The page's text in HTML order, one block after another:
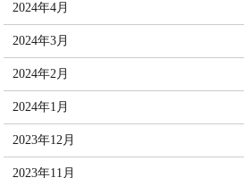
2024年4月
2024年3月
2024年2月
2024年1月
2023年12月
2023年11月